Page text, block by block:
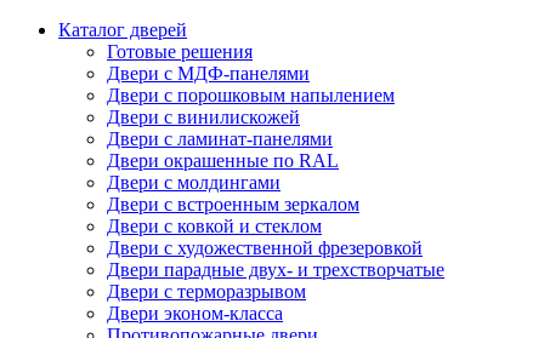
Каталог дверей
Готовые решения
Двери с МДФ-панелями
Двери с порошковым напылением
Двери с винилискожей
Двери с ламинат-панелями
Двери окрашенные по RAL
Двери с молдингами
Двери с встроенным зеркалом
Двери с ковкой и стеклом
Двери с художественной фрезеровкой
Двери парадные двух- и трехстворчатые
Двери с терморазрывом
Двери эконом-класса